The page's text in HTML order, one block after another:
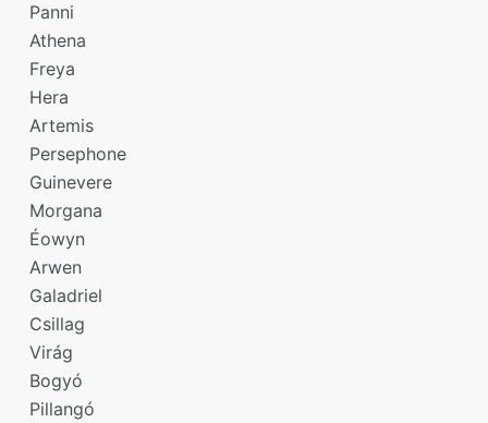
Panni
Athena
Freya
Hera
Artemis
Persephone
Guinevere
Morgana
Éowyn
Arwen
Galadriel
Csillag
Virág
Bogyó
Pillangó